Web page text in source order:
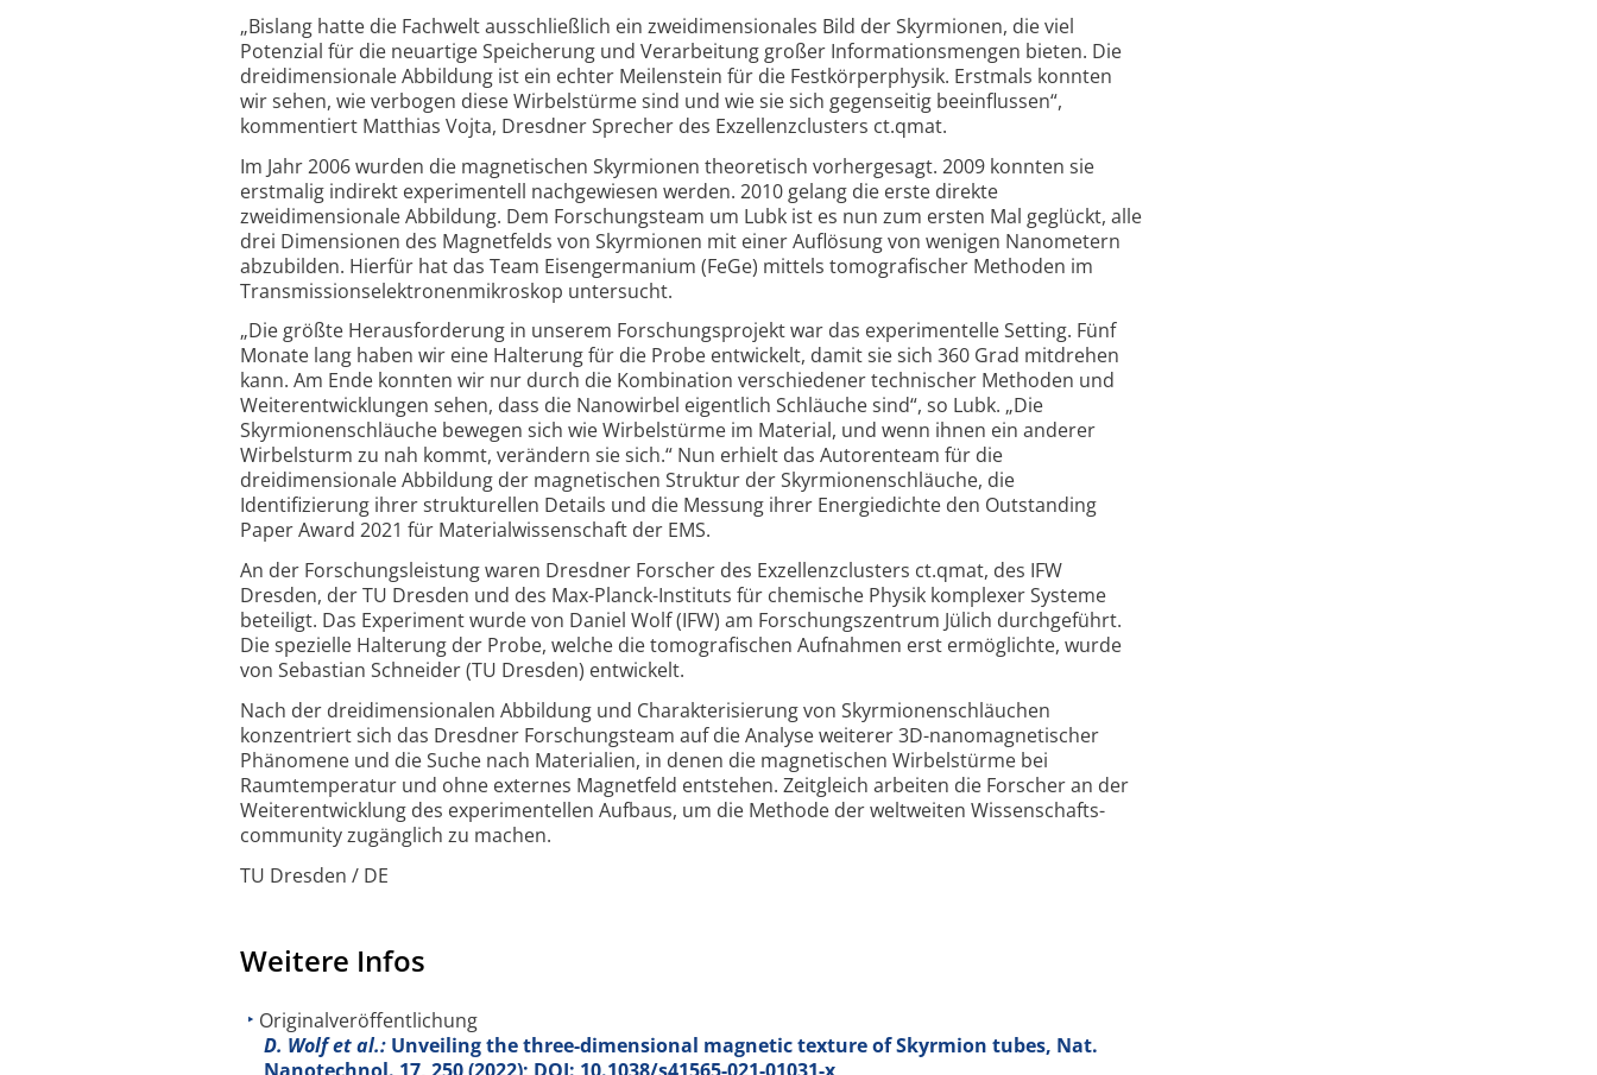
„Bislang hatte die Fachwelt ausschließlich ein zweidimensionales Bild der Skyrmionen, die viel
Potenzial für die neuartige Speicherung und Verarbeitung großer Informations­mengen bieten. Die
dreidimensionale Abbildung ist ein echter Meilenstein für die Festkörperphysik. Erstmals konnten
wir sehen, wie verbogen diese Wirbelstürme sind und wie sie sich gegenseitig beeinflussen“,
kommentiert Matthias Vojta, Dresdner Sprecher des Exzellenz­clusters ct.qmat.
Im Jahr 2006 wurden die magnetischen Skyrmionen theoretisch vorhergesagt. 2009 konnten sie
erstmalig indirekt experimentell nachgewiesen werden. 2010 gelang die erste direkte
zweidimensionale Abbildung. Dem Forschungsteam um Lubk ist es nun zum ersten Mal geglückt, alle
drei Dimensionen des Magnetfelds von Skyrmionen mit einer Auflösung von wenigen Nanometern
abzubilden. Hierfür hat das Team Eisen­germanium (FeGe) mittels tomografischer Methoden im
Trans­missions­elektronen­mikroskop untersucht.
„Die größte Herausforderung in unserem Forschungsprojekt war das experimentelle Setting. Fünf
Monate lang haben wir eine Halterung für die Probe entwickelt, damit sie sich 360 Grad mitdrehen
kann. Am Ende konnten wir nur durch die Kombination verschiedener technischer Methoden und
Weiter­entwicklungen sehen, dass die Nanowirbel eigentlich Schläuche sind“, so Lubk. „Die
Skyrmionen­schläuche bewegen sich wie Wirbelstürme im Material, und wenn ihnen ein anderer
Wirbelsturm zu nah kommt, verändern sie sich.“ Nun erhielt das Autorenteam für die
dreidimensionale Abbildung der magnetischen Struktur der Skyrmionen­schläuche, die
Identifizierung ihrer strukturellen Details und die Messung ihrer Energiedichte den Outstanding
Paper Award 2021 für Material­wissenschaft der EMS.
An der Forschungsleistung waren Dresdner Forscher des Exzellenzclusters ct.qmat, des IFW
Dresden, der TU Dresden und des Max-Planck-Instituts für chemische Physik komplexer Systeme
beteiligt. Das Experiment wurde von Daniel Wolf (IFW) am Forschungs­zentrum Jülich durchgeführt.
Die spezielle Halterung der Probe, welche die tomografischen Aufnahmen erst ermöglichte, wurde
von Sebastian Schneider (TU Dresden) entwickelt.
Nach der dreidimensionalen Abbildung und Charakterisierung von Skyrmionen­schläuchen
konzentriert sich das Dresdner Forschungs­team auf die Analyse weiterer 3D-nanomagnetischer
Phänomene und die Suche nach Materialien, in denen die magnetischen Wirbelstürme bei
Raumtemperatur und ohne externes Magnetfeld entstehen. Zeitgleich arbeiten die Forscher an der
Weiterentwicklung des experimentellen Aufbaus, um die Methode der weltweiten Wissenschafts­
community zugänglich zu machen.
TU Dresden / DE
Weitere Infos
Originalveröffentlichung
D. Wolf et al.: Unveiling the three-dimensional magnetic texture of Skyrmion tubes, Nat.